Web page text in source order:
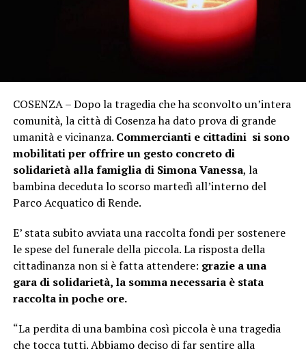
COSENZA – Dopo la tragedia che ha sconvolto un’intera
comunità, la città di Cosenza ha dato prova di grande
umanità e vicinanza. Commercianti e cittadini si sono
mobilitati per offrire un gesto concreto di
solidarietà alla famiglia di Simona Vanessa, la
bambina deceduta lo scorso martedì all’interno del
Parco Acquatico di Rende.
E’ stata subito avviata una raccolta fondi per sostenere
le spese del funerale della piccola. La risposta della
cittadinanza non si è fatta attendere: grazie a una
gara di solidarietà, la somma necessaria è stata
raccolta in poche ore.
“La perdita di una bambina così piccola è una tragedia
che tocca tutti. Abbiamo deciso di far sentire alla